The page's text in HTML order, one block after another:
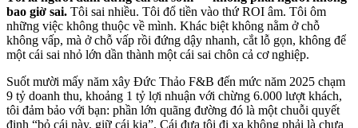
bao giờ sai. Tôi sai nhiều. Tôi đổ tiền vào thứ ROI âm. Tôi ôm
những việc không thuộc về mình. Khác biệt không nằm ở chỗ
không vấp, mà ở chỗ vấp rồi đứng dậy nhanh, cắt lỗ gọn, không để
một cái sai nhỏ lớn dần thành một cái sai chôn cả cơ nghiệp.
Suốt mười mấy năm xây Đức Thảo F&B đến mức năm 2025 chạm
9 tỷ doanh thu, khoảng 1 tỷ lợi nhuận với chừng 6.000 lượt khách,
tôi đảm bảo với bạn: phần lớn quãng đường đó là một chuỗi quyết
định “bỏ cái này, giữ cái kia”. Cái đưa tôi đi xa không phải là chưa